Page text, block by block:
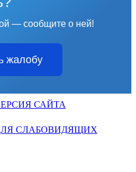
— сообщите о ней!
жалобу
САЙТА
СЛАБОВИДЯЩИХ